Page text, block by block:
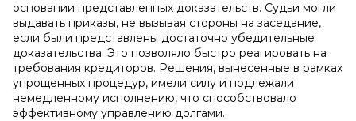
основании представленных доказательств. Судьи могли
выдавать приказы, не вызывая стороны на заседание,
если были представлены достаточно убедительные
доказательства. Это позволяло быстро реагировать на
требования кредиторов. Решения, вынесенные в рамках
упрощенных процедур, имели силу и подлежали
немедленному исполнению, что способствовало
эффективному управлению долгами.